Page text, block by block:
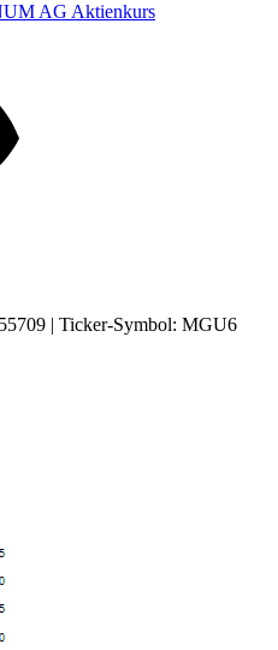
AG Aktienkurs
| Ticker-Symbol: MGU6